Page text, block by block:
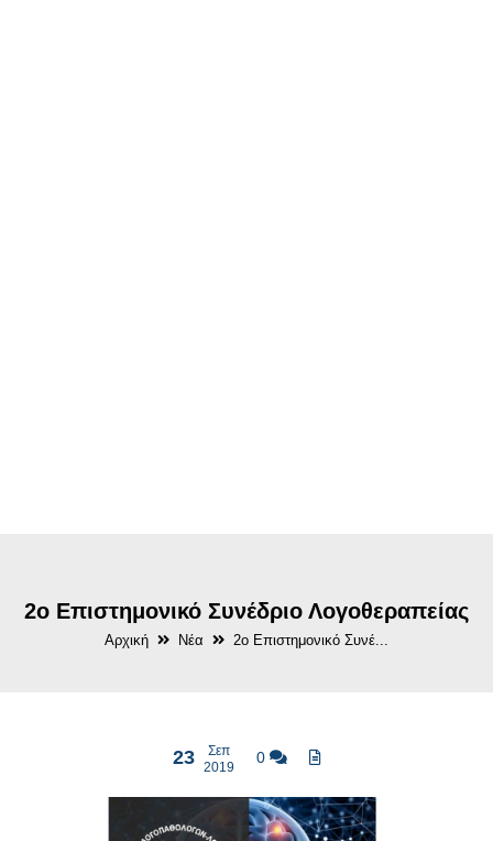
2ο Επιστημονικό Συνέδριο Λογοθεραπείας
Αρχική Νέα 2ο Επιστημονικό Συνέ...
23
Σεπ
2019
0